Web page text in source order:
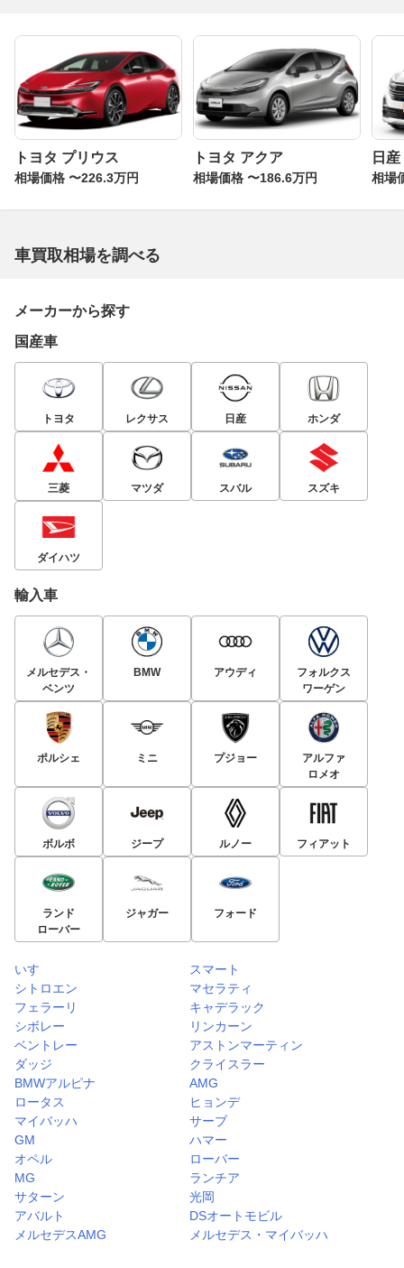
トヨタ プリウス
相場価格 〜226.3万円
トヨタ アクア
相場価格 〜186.6万円
日
相場
車買取相場を調べる
メーカーから探す
国産車
トヨタ レクサス 日産 ホンダ
三菱 マツダ スバル スズキ
ダイハツ
輸入車
メルセデス・
ベンツ
BMW アウディ
フォルクス
ワーゲン
ポルシェ ミニ プジョー
アルファ
ロメオ
ボルボ ジープ ルノー フィアット
ランド
ローバー
ジャガー フォード
いすゞ
スマート
シトロエン
マセラティ
フェラーリ
キャデラック
シボレー
リンカーン
ベントレー
アストンマーティン
ダッジ
クライスラー
BMWアルピナ
AMG
ロータス
ヒョンデ
マイバッハ
サーブ
GM
ハマー
オペル
ローバー
MG
ランチア
サターン
光岡
アバルト
DSオートモビル
メルセデスAMG
メルセデス・マイバッハ